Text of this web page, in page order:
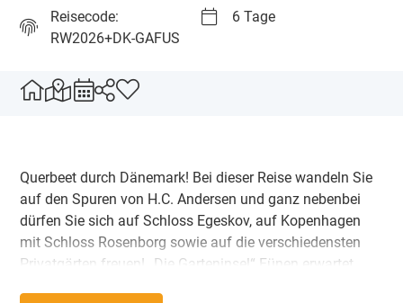
Reisecode:
RW2026+DK-GAFUS
6 Tage
Querbeet durch Dänemark! Bei dieser Reise wandeln Sie
auf den Spuren von H.C. Andersen und ganz nebenbei
dürfen Sie sich auf Schloss Egeskov, auf Kopenhagen
mit Schloss Rosenborg sowie auf die verschiedensten
Privatgärten freuen! „Die Garteninsel“ Fünen erwartet